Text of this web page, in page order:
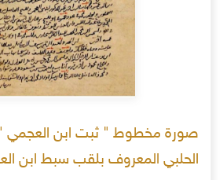
صورة مخطوط " ثبت ابن العجمي "
الحلبي المعروف بلقب سبط ابن